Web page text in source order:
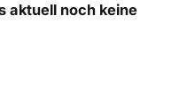
aktuell noch keine